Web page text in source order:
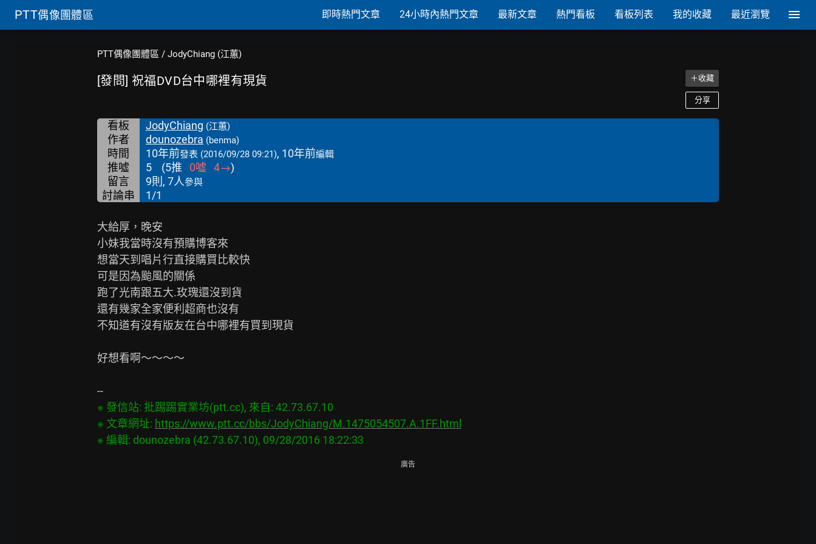
PTT偶像團體區 即時熱門文章 24小時內熱門文章 最新文章 熱門看板 看板列表 我的收藏 最近瀏覽
PTT偶像團體區 / JodyChiang (江蕙)
[發問] 祝福DVD台中哪裡有現貨 ＋收藏
分享
看板 JodyChiang (江蕙)
作者 dounozebra (benma)
時間 10年前發表 (2016/09/28 09:21), 10年前編輯
推噓 5 (5推 0噓 4→)
留言
9則, 7人參與
討論串 1/1
大給厚，晚安
小妹我當時沒有預購博客來
想當天到唱片行直接購買比較快
可是因為颱風的關係
跑了光南跟五大.玫瑰還沒到貨
還有幾家全家便利超商也沒有
不知道有沒有版友在台中哪裡有買到現貨
好想看啊～～～～
※ 發信站: 批踢踢實業坊(ptt.cc), 來自: 42.73.67.10
※ 文章網址: https://www.ptt.cc/bbs/JodyChiang/M.1475054507.A.1FF.html
廣告